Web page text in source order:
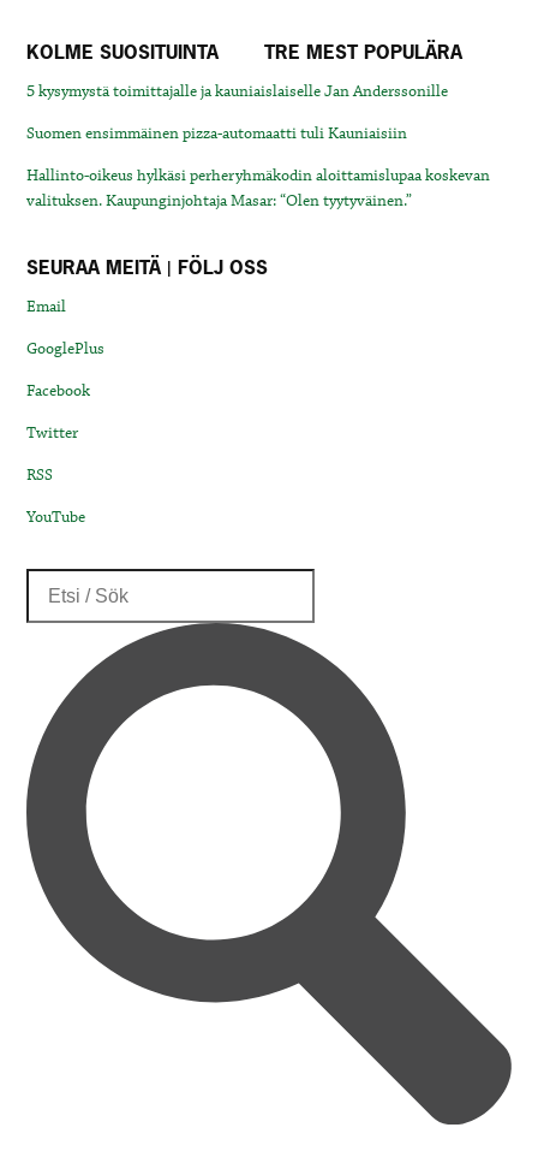
KOLME SUOSITUINTA TRE MEST POPULÄRA
5 kysymystä toimittajalle ja kauniaislaiselle Jan Anderssonille
Suomen ensimmäinen pizza-automaatti tuli Kauniaisiin
Hallinto-oikeus hylkäsi perheryhmäkodin aloittamislupaa koskevan
valituksen. Kaupunginjohtaja Masar: “Olen tyytyväinen.”
SEURAA MEITÄ | FÖLJ OSS
Email
GooglePlus
Facebook
Twitter
RSS
YouTube